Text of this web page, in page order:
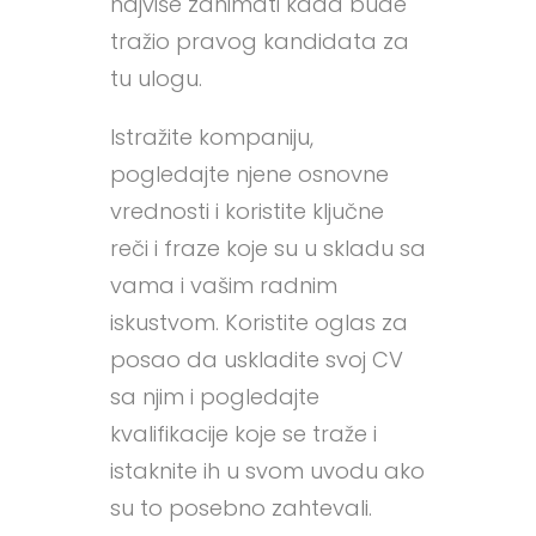
tražio pravog kandidata za
tu ulogu.
Istražite kompaniju,
pogledajte njene osnovne
vrednosti i koristite ključne
reči i fraze koje su u skladu sa
vama i vašim radnim
iskustvom. Koristite oglas za
posao da uskladite svoj CV
sa njim i pogledajte
kvalifikacije koje se traže i
istaknite ih u svom uvodu ako
su to posebno zahtevali.